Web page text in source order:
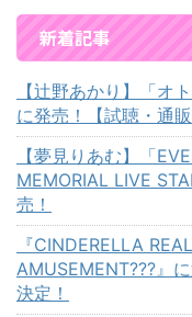
新着記事
【辻野あかり】「オ
に発売！【試聴・通
【夢見りあむ】「
MEMORIAL LIVE
売！
『CINDERELLA
AMUSEMENT???』
決定！